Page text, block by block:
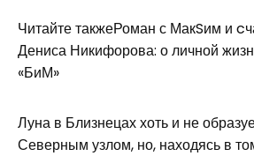
Читайте такжеРоман с МакSим и
Дениса Никифорова: о личной
«БиМ»
Луна в Близнецах хоть и не
Северным узлом, но, находясь в